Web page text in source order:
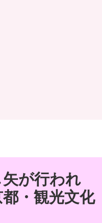
が行われ
・観光文化